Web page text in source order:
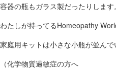
容器の瓶もガラス製だったりします。
わたしが持ってるHomeopathy
家庭用キットは小さな小瓶が並ん
（化学物質過敏症の方へ